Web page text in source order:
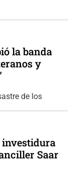
la banda
y
de los
Saar